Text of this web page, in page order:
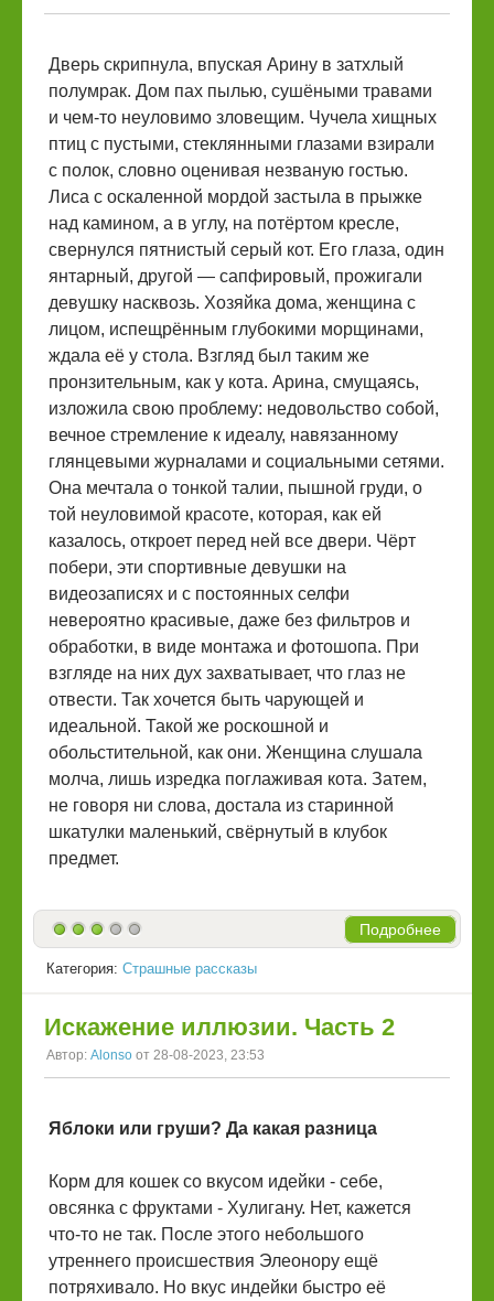
Дверь скрипнула, впуская Арину в затхлый
полумрак. Дом пах пылью, сушёными травами
и чем-то неуловимо зловещим. Чучела хищных
птиц с пустыми, стеклянными глазами взирали
с полок, словно оценивая незваную гостью.
Лиса с оскаленной мордой застыла в прыжке
над камином, а в углу, на потёртом кресле,
свернулся пятнистый серый кот. Его глаза, один
янтарный, другой — сапфировый, прожигали
девушку насквозь. Хозяйка дома, женщина с
лицом, испещрённым глубокими морщинами,
ждала её у стола. Взгляд был таким же
пронзительным, как у кота. Арина, смущаясь,
изложила свою проблему: недовольство собой,
вечное стремление к идеалу, навязанному
глянцевыми журналами и социальными сетями.
Она мечтала о тонкой талии, пышной груди, о
той неуловимой красоте, которая, как ей
казалось, откроет перед ней все двери. Чёрт
побери, эти спортивные девушки на
видеозаписях и с постоянных селфи
невероятно красивые, даже без фильтров и
обработки, в виде монтажа и фотошопа. При
взгляде на них дух захватывает, что глаз не
отвести. Так хочется быть чарующей и
идеальной. Такой же роскошной и
обольстительной, как они. Женщина слушала
молча, лишь изредка поглаживая кота. Затем,
не говоря ни слова, достала из старинной
шкатулки маленький, свёрнутый в клубок
предмет.
Подробнее
Категория: Страшные рассказы
Искажение иллюзии. Часть 2
Автор: Alonso от 28-08-2023, 23:53
Яблоки или груши? Да какая разница
Корм для кошек со вкусом идейки - себе,
овсянка с фруктами - Хулигану. Нет, кажется
что-то не так. После этого небольшого
утреннего происшествия Элеонору ещё
потряхивало. Но вкус индейки быстро её